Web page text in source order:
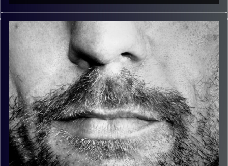
זיפים, מוזיקה מחוספסת של הופעות חיות. הרבה ג'אם, רוק,
בלוז, bluegrass, ג'אז, Fאנק, פרוגרסיב ואפילו אלקטרוניקה.
כל מה שחי, אמיתי ונושם.
עם שמוליק רגב.
קרדיט תמונות: David Goehring